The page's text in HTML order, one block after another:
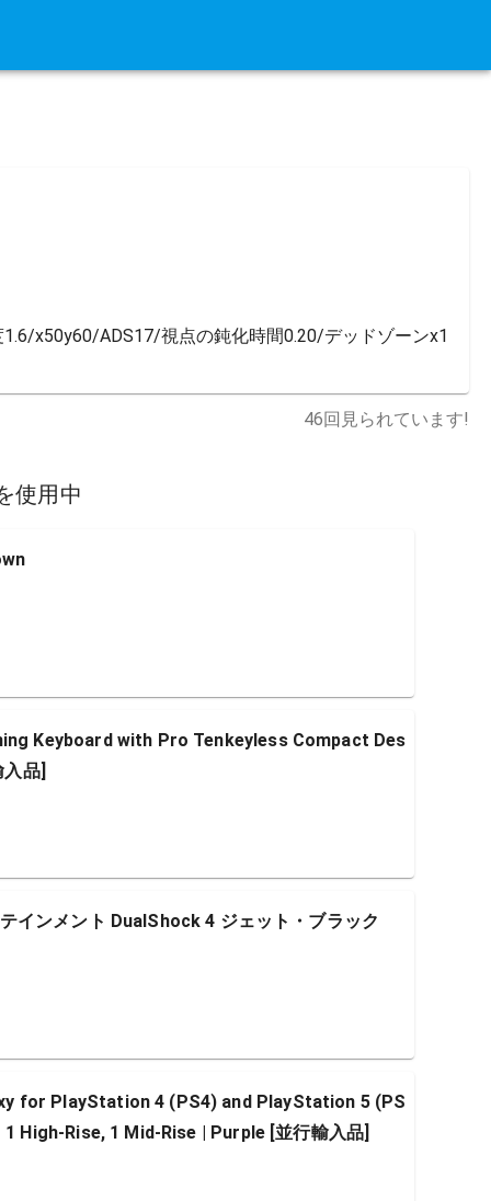
x50y60/ADS17/視点の鈍化時間0.20/デッドゾーンx1
46回見られています!
使用中
Keyboard with Pro Tenkeyless Compact Des
品]
インメント DualShock 4 ジェット・ブラック
for PlayStation 4 (PS4) and PlayStation 5 (PS
High-Rise, 1 Mid-Rise | Purple [並行輸入品]